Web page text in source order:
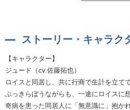
のは新垣樽助さんです。ゆったりと気怠
に、これはジュードも抗えないよね……
「ああ、もう駄目だ！だってこんなに
ストーリー・キャラク
【キャラクター】
ジュード（cv.佐藤拓也）
ロイスと同居し、共に行商で生計を立て
ぶっきらぼうながらも、一途にロイスに
奇病を患った同居人に「無意識に」抱か